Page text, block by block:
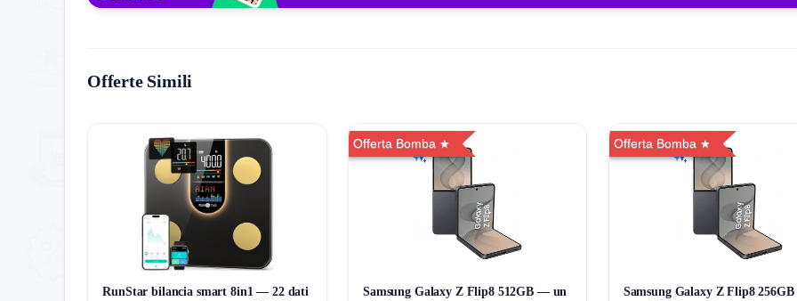
Codice:
Nessuno (Sconto automatico)
Quantità limitate / Prodotti selezionati
Termini e condizioni da sapere
L’offerta è valida sugli articoli selezionati. Non cumulabile con altre promozioni (salvo diversa indicazione).
Scadenza offerta
La promozione è valida fino al
Offerte Simili
RunStar bilancia smart 8in1 — 22 dati
Offerta Bomba
Samsung Galaxy Z Flip8 512GB — un
Offerta Bomba
Samsung Galaxy Z Flip8